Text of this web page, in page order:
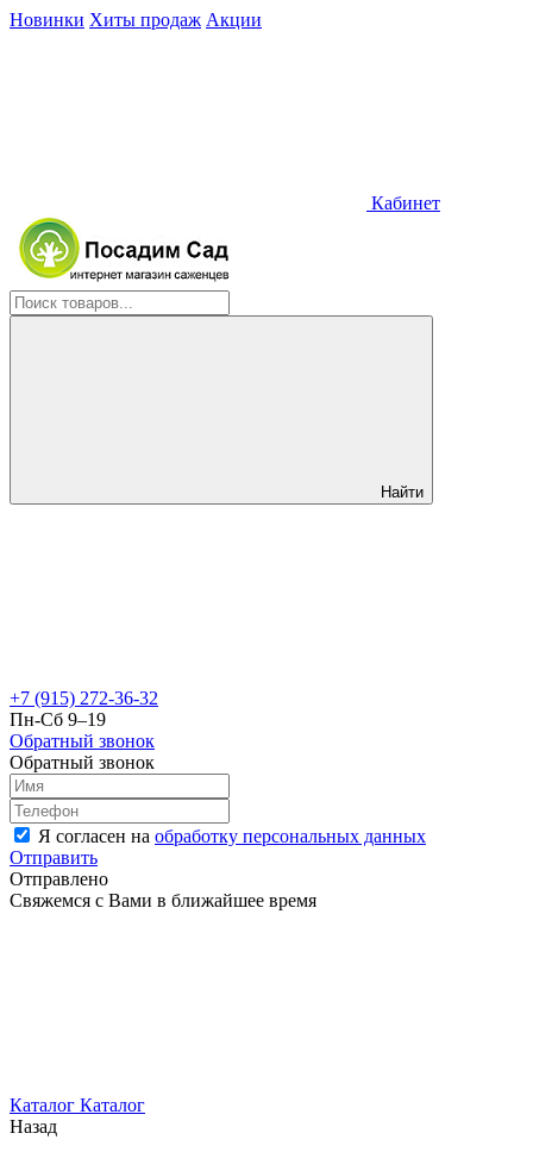
Новинки Хиты продаж Акции
Кабинет
Найти
+7 (915) 272-36-32
Пн-Сб 9–19
Обратный звонок
Обратный звонок
Я согласен на обработку персональных данных
Отправить
Отправлено
Свяжемся с Вами в ближайшее время
Каталог Каталог
Назад